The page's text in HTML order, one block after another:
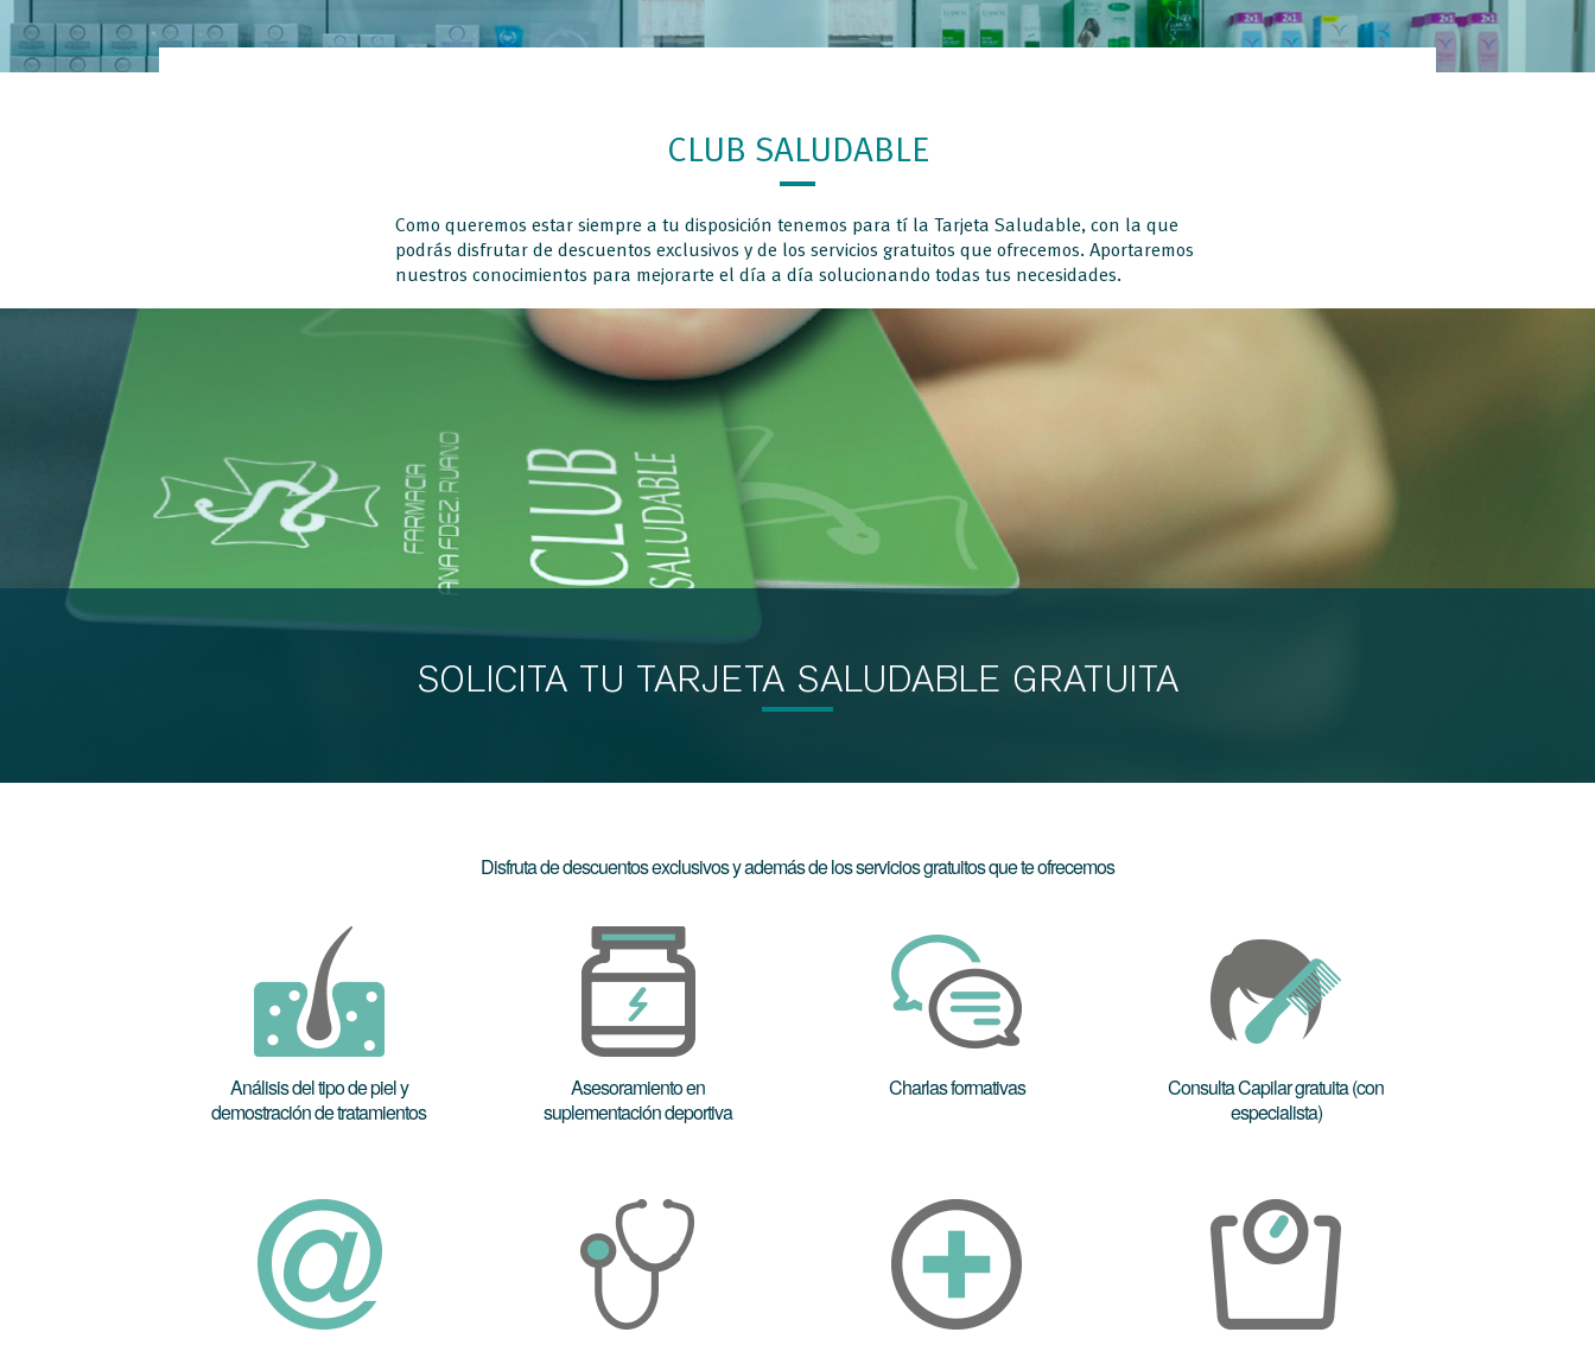
CLUB SALUDABLE
Como queremos estar siempre a tu disposición tenemos para tí la Tarjeta Saludable, con la que
podrás disfrutar de descuentos exclusivos y de los servicios gratuitos que ofrecemos. Aportaremos
nuestros conocimientos para mejorarte el día a día solucionando todas tus necesidades.
SOLICITA TU TARJETA SALUDABLE GRATUITA
Disfruta de descuentos exclusivos y además de los servicios gratuitos que te ofrecemos
Análisis del tipo de piel y
demostración de tratamientos
Asesoramiento en
suplementación deportiva
Charlas formativas
Consulta Capilar gratuita (con
especialista)